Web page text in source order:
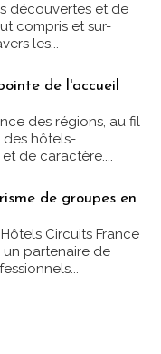
découvertes et de
compris et sur-
les...
de l'accueil
des régions, au fil
des hôtels-
de caractère....
de groupes en
Circuits France
un partenaire de